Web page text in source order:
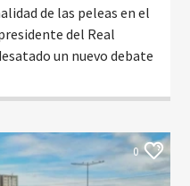
de las peleas en el
del Real
un nuevo debate
0